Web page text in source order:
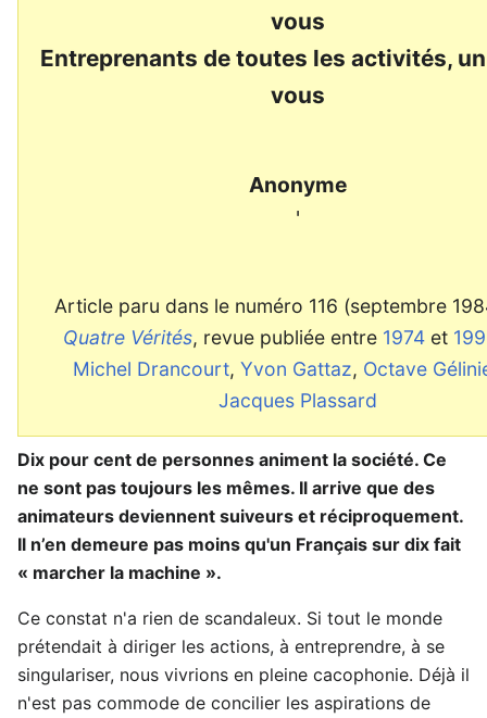
vous
Entreprenants de toutes les activités,
vous
Anonyme
'
Article paru dans le numéro 116 (septembre
Quatre Vérités, revue publiée entre 1974et
Michel Drancourt,Yvon Gattaz, Octave
Jacques Plassard
Dix pour cent de personnes animent la société. Ce
ne sont pas toujours les mêmes. Il arrive que des
animateurs deviennent suiveurs et réciproquement.
Il n’en demeure pas moins qu'un Français sur dix fait
« marcher la machine ».
Ce constat n'a rien de scandaleux. Si tout le monde
prétendait à diriger les actions, à entreprendre, à se
singulariser, nous vivrions en pleine cacophonie. Déjà il
n'est pas commode de concilier les aspirations de